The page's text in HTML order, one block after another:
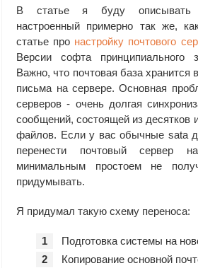
В статье я буду описывать
настроенный примерно так же,
статье про настройку почтового
Версии софта принципиального
Важно, что почтовая база хранится
письма на сервере. Основная
серверов - очень долгая
сообщений, состоящей из десятков
файлов. Если у вас обычные sata
перенести почтовый сервер
минимальным простоем не
придумывать.
Я придумал такую схему переноса:
Подготовка системы на
Копирование основной